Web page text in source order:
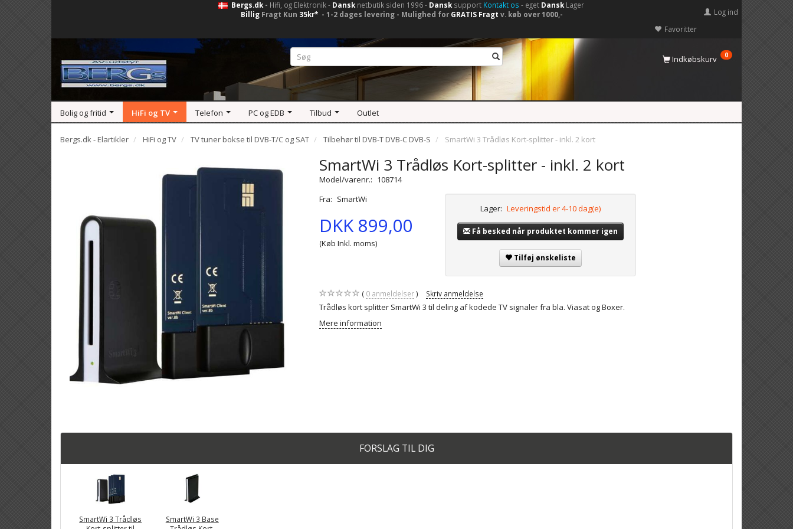
Bergs.dk- Hifi, og Elektronik - Dansknetbutik siden 1996 - Dansksupport Kontakt os - eget DanskLager
Billig Fragt Kun 35kr* - 1-2 dages levering - Mulighed for GRATIS Fragt v. køb over 1000,-
Favoritter
Log ind
Indkøbskurv 0
Bolig og fritid HiFi og TV Telefon PC og EDB Tilbud Outlet
Bergs.dk - Elartikler HiFi og TV TV tuner bokse til DVB-T/C og SAT Tilbehør til DVB-T DVB-C DVB-S SmartWi 3 Trådløs Kort-splitter - inkl. 2 kort
SmartWi 3 Trådløs Kort-splitter - inkl. 2 kort
Model/varenr.: 108714
Fra: SmartWi
DKK 899,00
(Køb Inkl. moms)
Lager: Leveringstid er 4-10 dag(e)
Få besked når produktet kommer igen
Tilføj ønskeliste
0anmeldelser Skriv anmeldelse
Trådløs kort splitter SmartWi 3 til deling af kodede TV signaler fra bla. Viasat og Boxer.
Mere information
FORSLAG TIL DIG
SmartWi 3 Trådløs
SmartWi 3 Base